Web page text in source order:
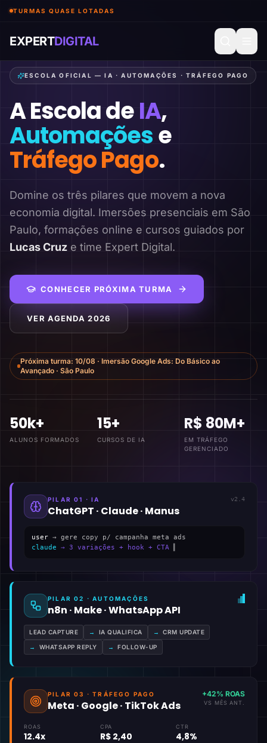
TURMAS QUASE LOTADAS
EXPERTDIGITAL
ESCOLA OFICIAL — IA · AUTOMAÇÕES · TRÁFEGO PAGO
A Escola deIA,
Automaçõese
Tráfego Pago.
Domine os três pilares que movem a nova
economia digital. Imersões presenciais em São
Paulo, formações online e cursos guiados por
Lucas Cruz e time Expert Digital.
CONHECER PRÓXIMA TURMA
VER AGENDA 2026
Próxima turma: 10/08 · Imersão Google Ads: Do Básico ao
Avançado · São Paulo
50k+
ALUNOS FORMADOS
15+
CURSOS DE IA
R$ 80M+
EM TRÁFEGO
GERENCIADO
PILAR 01 · IA
ChatGPT · Claude · Manus
v2.4
user → gere copy p/ campanha meta ads
claude → 3 variações + hook + CTA
PILAR 02 · AUTOMAÇÕES
n8n · Make · WhatsApp API
LEAD CAPTURE → IA QUALIFICA → CRM UPDATE
→ WHATSAPP REPLY → FOLLOW-UP
PILAR 03 · TRÁFEGO PAGO
Meta · Google · TikTok Ads
+42% ROAS
VS MÊS ANT.
ROAS
12.4x
CPA
R$ 2,40
CTR
4,8%